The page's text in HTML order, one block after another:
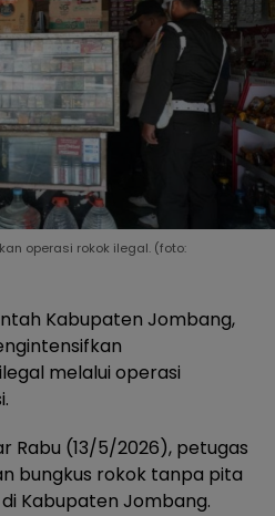
operasi rokok ilegal. (foto:
Kabupaten Jombang,
melalui operasi
Rabu (13/5/2026), petugas
bungkus rokok tanpa pita
Kabupaten Jombang.